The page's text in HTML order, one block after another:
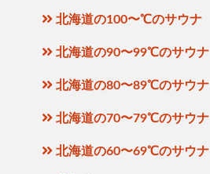
北海道の100〜℃のサウナ
北海道の90〜99℃のサウナ
北海道の80〜89℃のサウナ
北海道の70〜79℃のサウナ
北海道の60〜69℃のサウナ